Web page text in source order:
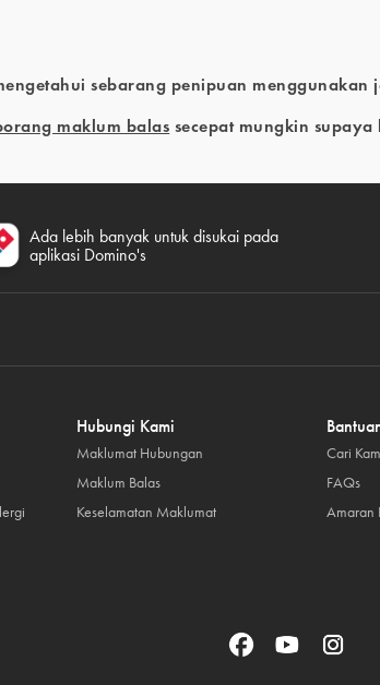
sebarang penipuan menggunakan
maklum balas secepat mungkin
Ada lebih banyak untuk disukai pada
aplikasi Domino's
Hubungi Kami
Maklumat Hubungan
Maklum Balas
Keselamatan Maklumat
Cari
FAQs
Amaran